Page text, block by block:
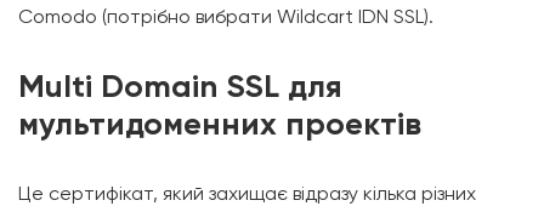
Comodo (потрібно вибрати Wildcart IDN SSL).
Multi Domain SSL для
мультидоменних проектів
Це сертифікат, який захищає відразу кілька різних